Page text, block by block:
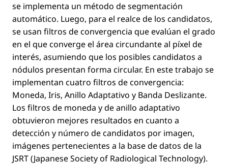
se implementa un método de segmentación
automático. Luego, para el realce de los candidatos,
se usan ﬁltros de convergencia que evalúan el grado
en el que converge el área circundante al píxel de
interés, asumiendo que los posibles candidatos a
nódulos presentan forma circular. En este trabajo se
implementan cuatro ﬁltros de convergencia:
Moneda, Iris, Anillo Adaptativo y Banda Deslizante.
Los ﬁltros de moneda y de anillo adaptativo
obtuvieron mejores resultados en cuanto a
detección y número de candidatos por imagen,
imágenes pertenecientes a la base de datos de la
JSRT (Japanese Society of Radiological Technology).